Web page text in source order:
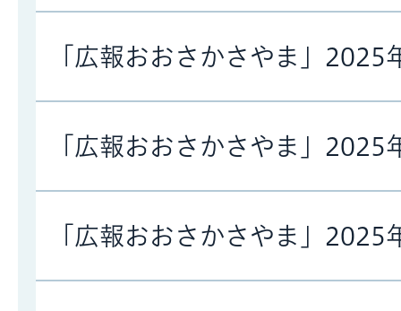
「広報おおさかさやま」2025
「広報おおさかさやま」2025
「広報おおさかさやま」2025